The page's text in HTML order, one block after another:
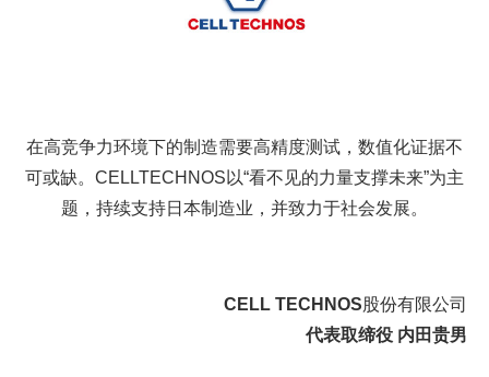
在高竞争力环境下的制造需要高精度测试，数值化证据不
可或缺。CELLTECHNOS以“看不见的力量支撑未来”为主
题，持续支持日本制造业，并致力于社会发展。
CELL TECHNOS 股份有限公司
代表取缔役 内田贵男